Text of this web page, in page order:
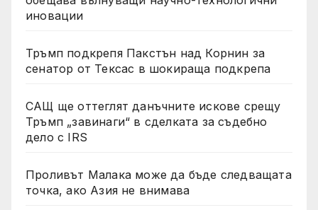
иновации
Тръмп подкрепя Пакстън над Корнин за
сенатор от Тексас в шокираща подкрепа
САЩ ще оттеглят данъчните искове срещу
Тръмп „завинаги“ в сделката за съдебно
дело с IRS
Проливът Малака може да бъде следващата
точка, ако Азия не внимава